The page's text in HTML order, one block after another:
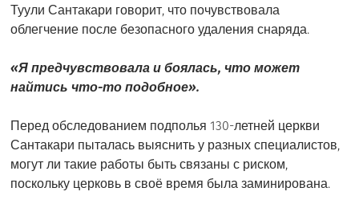
Туули Сантакари говорит, что почувствовала
облегчение после безопасного удаления снаряда.
«Я предчувствовала и боялась, что может
найтись что-то подобное».
Перед обследованием подполья 130-летней церкви
Сантакари пыталась выяснить у разных специалистов,
могут ли такие работы быть связаны с риском,
поскольку церковь в своё время была заминирована.